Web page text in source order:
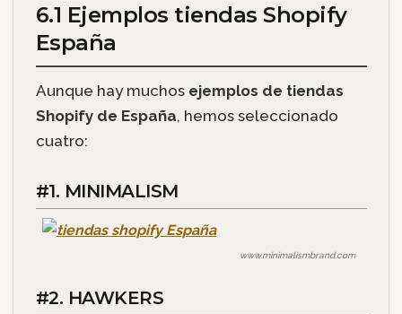
6.1 Ejemplos tiendas Shopify
España
Aunque hay muchos ejemplos de tiendas
Shopify de España, hemos seleccionado
cuatro:
#1. MINIMALISM
www.minimalismbrand.com
#2. HAWKERS